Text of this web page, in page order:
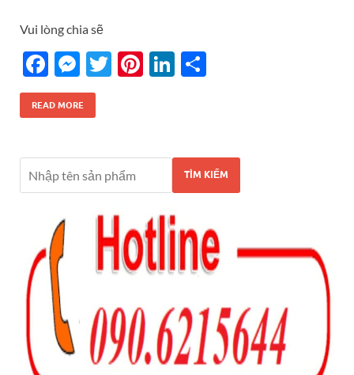
Vui lòng chia sẽ
F
ac
e
o
o
k
M
es
se
g
er
T
Pi
t
Li
dI
n
READ MORE
TÌM KIẾM